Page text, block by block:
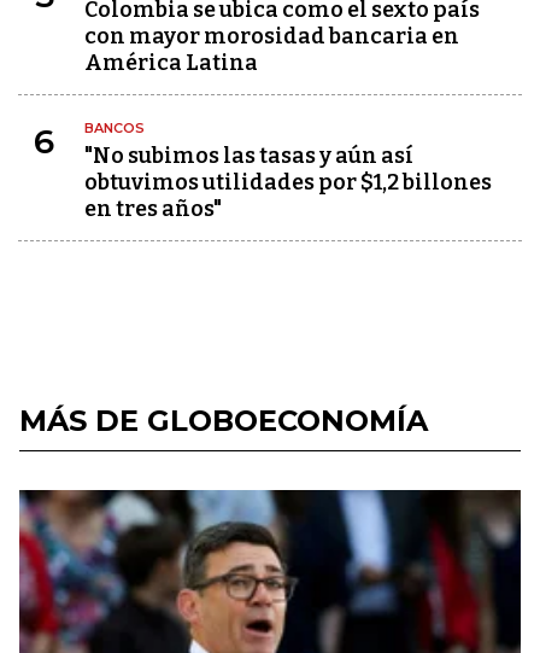
Colombia se ubica como el sexto país
con mayor morosidad bancaria en
América Latina
6 BANCOS
"No subimos las tasas y aún así
obtuvimos utilidades por $1,2 billones
en tres años"
MÁS DE GLOBOECONOMÍA